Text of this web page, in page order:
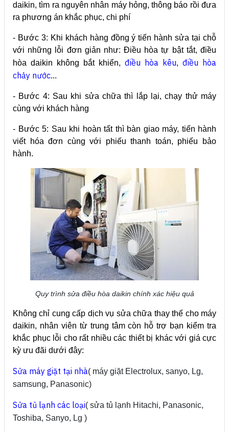
daikin, tìm ra nguyên nhân máy hỏng, thông báo rồi đưa
ra phương án khắc phục, chi phí
- Bước 3: Khi khách hàng đồng ý tiến hành sửa tại chỗ
với những lỗi đơn giản như: Điều hòa tự bật tắt, điều
hòa daikin không bắt khiển, điều hòa kêu, điều hòa
chảy nước...
- Bước 4: Sau khi sửa chữa thì lắp lại, chạy thử máy
cùng với khách hàng
- Bước 5: Sau khi hoàn tất thì bàn giao máy, tiến hành
viết hóa đơn cùng với phiếu thanh toán, phiếu bảo
hành.
Quy trình sửa điều hòa daikin chính xác hiệu quả
Không chỉ cung cấp dịch vụ sửa chữa thay thế cho máy
daikin, nhân viên từ trung tâm còn hỗ trợ bạn kiểm tra
khắc phục lỗi cho rất nhiều các thiết bị khác với giá cực
kỳ ưu đãi dưới đây:
Sửa máy giặt tại nhà( máy giặt Electrolux, sanyo, Lg,
samsung, Panasonic)
Sửa tủ lạnh các loại( sửa tủ lạnh Hitachi, Panasonic,
Toshiba, Sanyo, Lg )